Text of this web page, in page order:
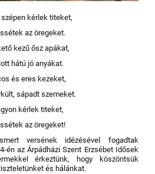
szépen kérlek titeket,
az öregeket.
kezű ősz apákat,
hátú jó anyákat.
és eres kezeket,
sápadt szemeket.
kérlek titeket,
az öregeket!
versének idézésével fogadtak
én az Árpádházi Szent Erzsébet Idősek
érkeztünk, hogy köszöntsük
és hálánkat.